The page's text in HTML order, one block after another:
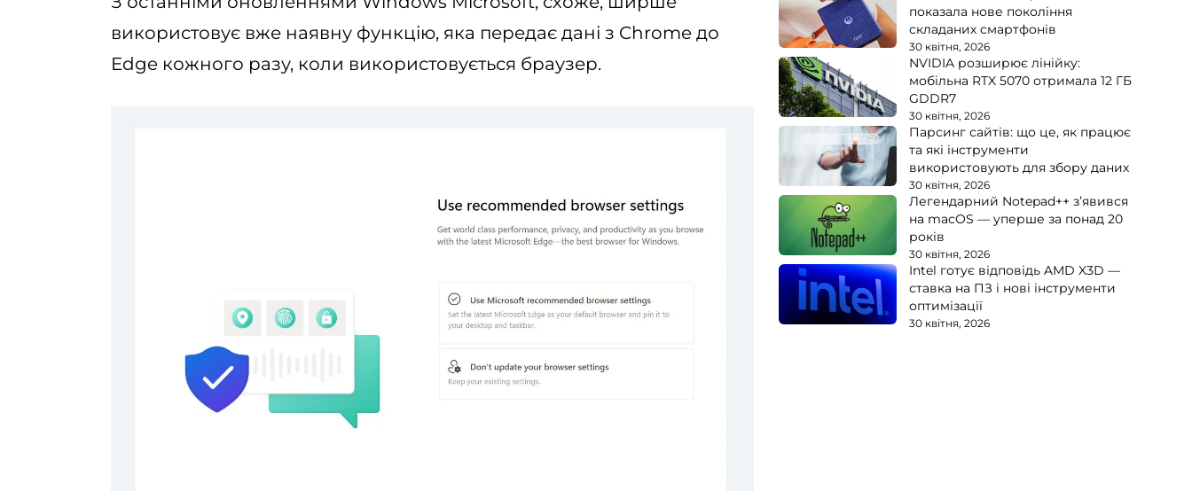
використовує вже наявну функцію, яка передає дані з Chrome до
Edge кожного разу, коли використовується браузер.
показала нове покоління
складаних смартфонів
30 квітня, 2026
NVIDIA розширює лінійку:
мобільна RTX 5070 отримала 12 ГБ
GDDR7
30 квітня, 2026
Парсинг сайтів: що це, як працює
та які інструменти
використовують для збору даних
30 квітня, 2026
Легендарний Notepad++ з’явився
на macOS — уперше за понад 20
років
30 квітня, 2026
Intel готує відповідь AMD X3D —
ставка на ПЗ і нові інструменти
оптимізації
30 квітня, 2026